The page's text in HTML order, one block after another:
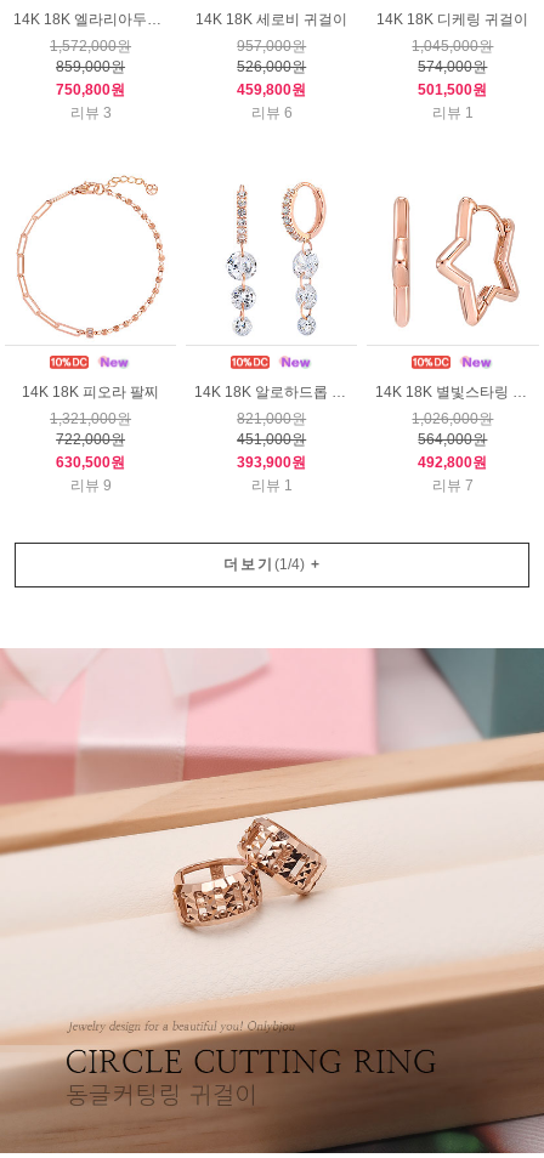
14K 18K 엘라리아두줄 팔찌
1,572,000원
859,000원
750,800원
리뷰 3
14K 18K 세로비 귀걸이
957,000원
526,000원
459,800원
리뷰 6
14K 18K 디케링 귀걸이
1,045,000원
574,000원
501,500원
리뷰 1
14K 18K 피오라 팔찌
1,321,000원
722,000원
630,500원
리뷰 9
14K 18K 알로하드롭 귀걸이
821,000원
451,000원
393,900원
리뷰 1
14K 18K 별빛스타링 귀걸이
1,026,000원
564,000원
492,800원
리뷰 7
더보기 (1 /4)+